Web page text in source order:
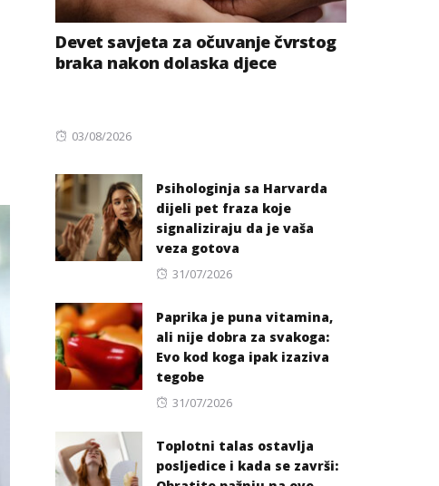
Devet savjeta za očuvanje čvrstog
braka nakon dolaska djece
Posted
03/08/2026
Psihologinja sa Harvarda
dijeli pet fraza koje
signaliziraju da je vaša
veza gotova
Posted
31/07/2026
Paprika je puna vitamina,
ali nije dobra za svakoga:
Evo kod koga ipak izaziva
tegobe
Posted
31/07/2026
Toplotni talas ostavlja
posljedice i kada se završi: